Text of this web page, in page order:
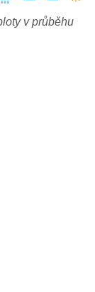
v průběhu